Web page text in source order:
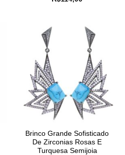
Brinco Grande Sofisticado
De Zirconias Rosas E
Turquesa Semijoia